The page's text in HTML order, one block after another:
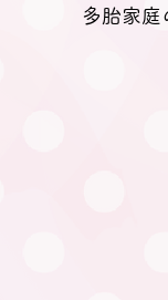
多胎家庭